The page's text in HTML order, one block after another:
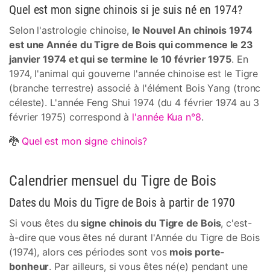
Quel est mon signe chinois si je suis né en 1974?
Selon l'astrologie chinoise, le Nouvel An chinois 1974
est une Année du Tigre de Bois qui commence le 23
janvier 1974 et qui se termine le 10 février 1975. En
1974, l'animal qui gouverne l'année chinoise est le Tigre
(branche terrestre) associé à l'élément Bois Yang (tronc
céleste). L'année Feng Shui 1974 (du 4 février 1974 au 3
février 1975) correspond à l'année Kua n°8.
🐉 Quel est mon signe chinois?
Calendrier mensuel du Tigre de Bois
Dates du Mois du Tigre de Bois à partir de 1970
Si vous êtes dusigne chinois du Tigre de Bois, c'est-
à-dire que vous êtes né durant l'Année du Tigre de Bois
(1974), alors ces périodes sont vos mois porte-
bonheur. Par ailleurs, si vous êtes né(e) pendant une